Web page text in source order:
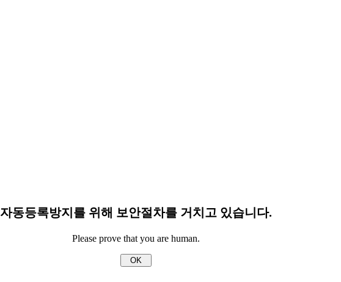
자동등록방지를 위해 보안절차를 거치고 있습니다.
Please prove that you are human.